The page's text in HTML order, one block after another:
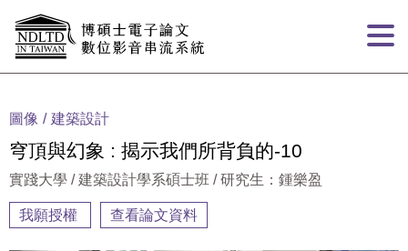
圖像 建築設計
穹頂與幻象 : 揭示我們所背負的-10
實踐大學 / 建築設計學系碩士班 / 研究生：鍾樂盈
我願授權 查看論文資料